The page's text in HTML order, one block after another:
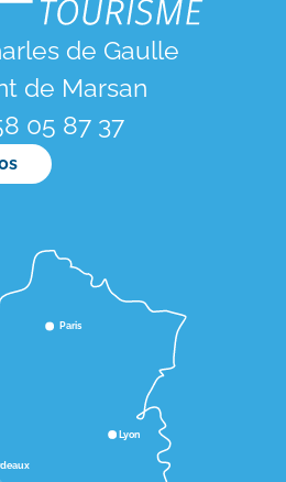
de Gaulle
de Marsan
05 87 37
Lyon
Paris